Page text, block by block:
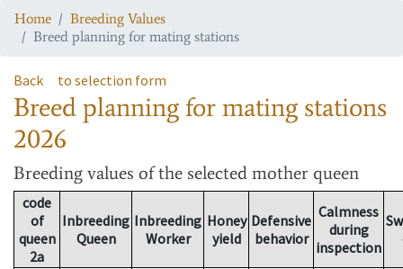
Home
Breeding Values
Breed planning for mating stations
Back to selection form
Breed planning for mating stations
2026
Breeding values of the selected mother queen
code
of
queen
2a
Inbreeding
Queen
Inbreeding
Worker
Honey
yield
Defensive
behavior
Calmness
during
inspection